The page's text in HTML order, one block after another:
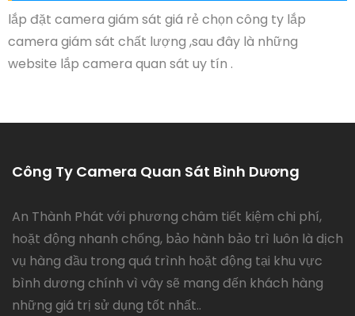
lắp đặt camera giám sát giá rẻ chọn công ty lắp
camera giám sát chất lượng ,sau đây là những
website lắp camera quan sát uy tín .
Công Ty Camera Quan Sát Bình Dương
An Thành Phát với phương châm tiết kiệm chi phí,
hoặt động nhanh chống, bảo hành bảo trì luôn là dịch
vụ hàng đầu trong quá trình hoặt động tại khu vực
bình dương chính vì vây sẽ mang đến khách hàng
những giá trị sử dụng tốt nhất..